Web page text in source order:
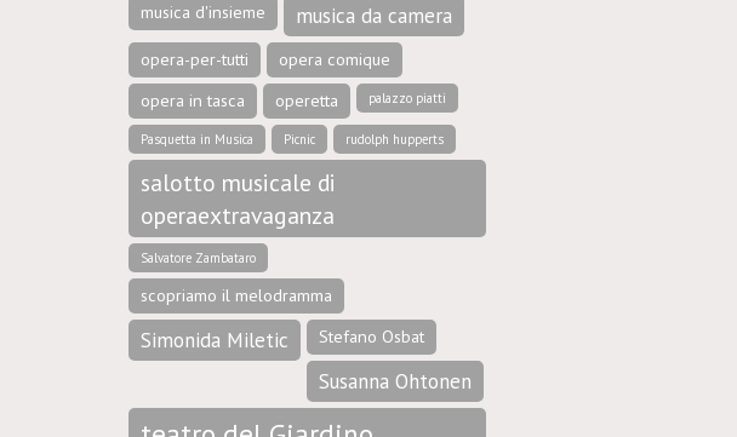
musica d'insieme
musica da camera
opera-per-tutti
opera comique
opera in tasca
operetta palazzo piatti
Pasquetta in Musica Picnic rudolph hupperts
salotto musicale di
operaextravaganza
Salvatore Zambataro
scopriamo il melodramma
Simonida Miletic Stefano Osbat
Susanna Ohtonen